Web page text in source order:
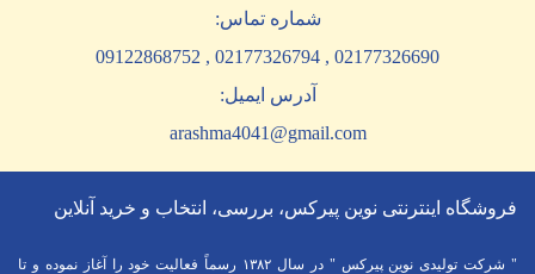
شماره تماس:
02177326690 , 02177326794 , 09122868752
آدرس ایمیل:
arashma4041@gmail.com
فروشگاه اینترنتی نوین پیرکس، بررسی، انتخاب و خرید آنلاین
" شرکت تولیدی نوین پیرکس " در سال ۱۳۸۲ رسماً فعالیت خود را آغاز نموده و تا